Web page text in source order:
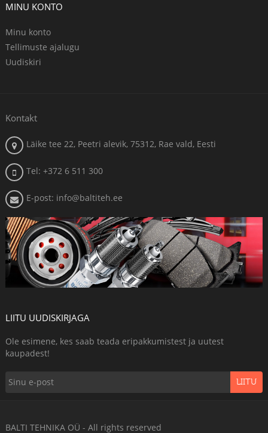
MINU KONTO
Minu konto
Tellimuste ajalugu
Uudiskiri
Kontakt
Läike tee 22, Peetri alevik, 75312, Rae vald, Eesti
Tel: +372 6 511 300
E-post: info@baltiteh.ee
LIITU UUDISKIRJAGA
Ole esimene, kes saab teada eripakkumistest ja uutest
kaupadest!
LIITU
BALTI TEHNIKA OÜ - All rights reserved